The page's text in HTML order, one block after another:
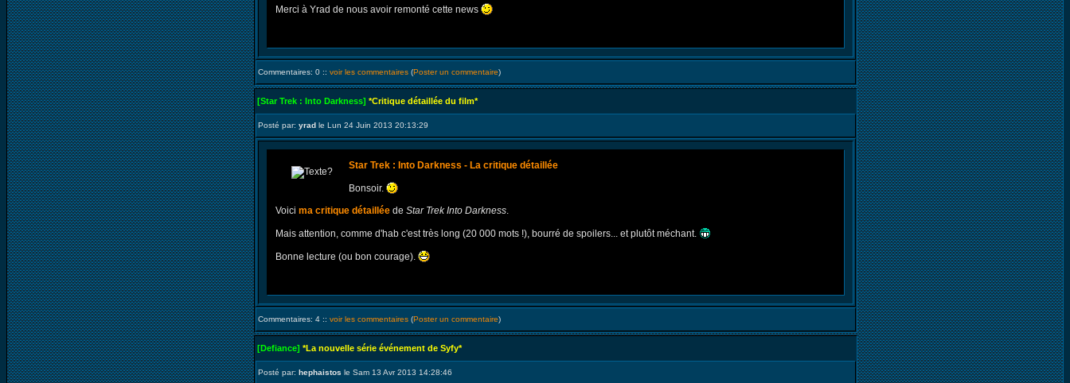
Merci à Yrad de nous avoir remonté cette news
Commentaires: 0 :: voir les commentaires (Poster un commentaire)
[Star Trek : Into Darkness] *Critique détaillée du film*
Posté par: yrad le Lun 24 Juin 2013 20:13:29
Star Trek : Into Darkness - La critique détaillée
Bonsoir.
Voici ma critique détaillée de Star Trek Into Darkness.
Mais attention, comme d'hab c'est très long (20 000 mots !), bourré de spoilers... et plutôt méchant.
Bonne lecture (ou bon courage).
Commentaires: 4 :: voir les commentaires (Poster un commentaire)
[Defiance] *La nouvelle série événement de Syfy*
Posté par: hephaistos le Sam 13 Avr 2013 14:28:46